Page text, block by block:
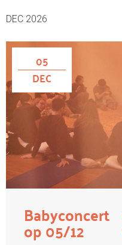
DEC 2026
05
DEC
Babyconcert
op 05/12